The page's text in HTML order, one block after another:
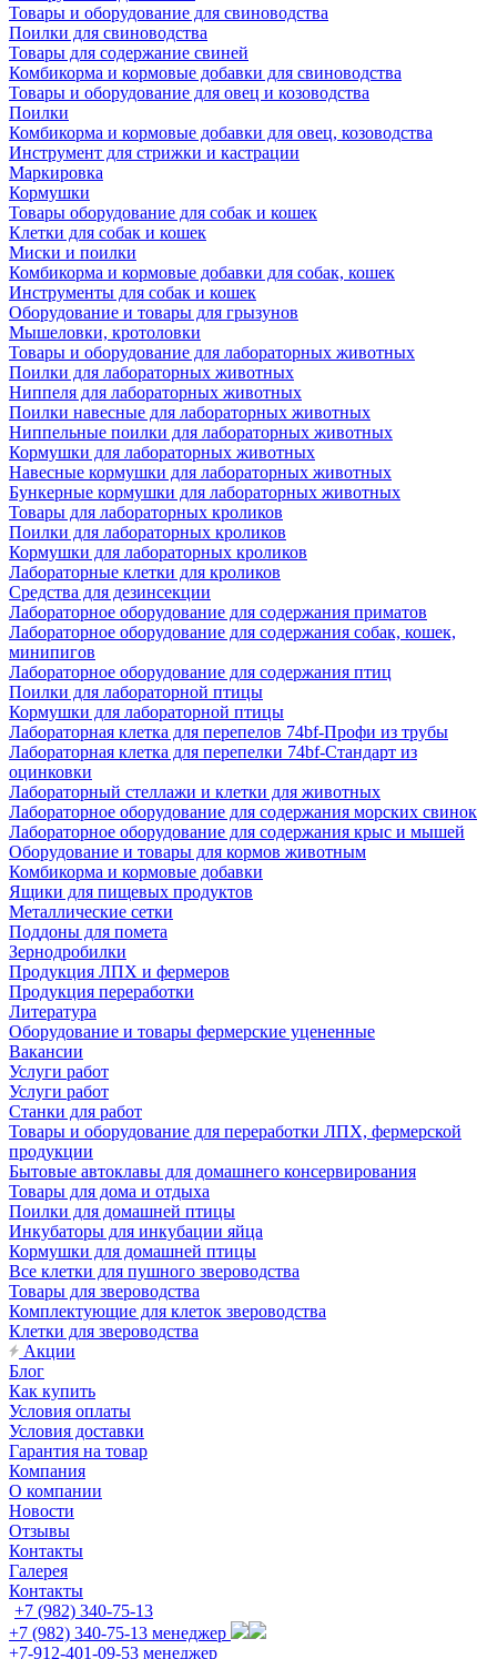
Товары и оборудование для свиноводства
Поилки для свиноводства
Товары для содержание свиней
Комбикорма и кормовые добавки для свиноводства
Товары и оборудование для овец и козоводства
Поилки
Комбикорма и кормовые добавки для овец, козоводства
Инструмент для стрижки и кастрации
Маркировка
Кормушки
Товары оборудование для собак и кошек
Клетки для собак и кошек
Миски и поилки
Комбикорма и кормовые добавки для собак, кошек
Инструменты для собак и кошек
Оборудование и товары для грызунов
Мышеловки, кротоловки
Товары и оборудование для лабораторных животных
Поилки для лабораторных животных
Ниппеля для лабораторных животных
Поилки навесные для лабораторных животных
Ниппельные поилки для лабораторных животных
Кормушки для лабораторных животных
Навесные кормушки для лабораторных животных
Бункерные кормушки для лабораторных животных
Товары для лабораторных кроликов
Поилки для лабораторных кроликов
Кормушки для лабораторных кроликов
Лабораторные клетки для кроликов
Средства для дезинсекции
Лабораторное оборудование для содержания приматов
Лабораторное оборудование для содержания собак, кошек,
минипигов
Лабораторное оборудование для содержания птиц
Поилки для лабораторной птицы
Кормушки для лабораторной птицы
Лабораторная клетка для перепелов 74bf-Профи из трубы
Лабораторная клетка для перепелки 74bf-Стандарт из
оцинковки
Лабораторный стеллажи и клетки для животных
Лабораторное оборудование для содержания морских свинок
Лабораторное оборудование для содержания крыс и мышей
Оборудование и товары для кормов животным
Комбикорма и кормовые добавки
Ящики для пищевых продуктов
Металлические сетки
Поддоны для помета
Зернодробилки
Продукция ЛПХ и фермеров
Продукция переработки
Литература
Оборудование и товары фермерские уцененные
Вакансии
Услуги работ
Услуги работ
Станки для работ
Товары и оборудование для переработки ЛПХ, фермерской
продукции
Бытовые автоклавы для домашнего консервирования
Товары для дома и отдыха
Поилки для домашней птицы
Инкубаторы для инкубации яйца
Кормушки для домашней птицы
Все клетки для пушного звероводства
Товары для звероводства
Комплектующие для клеток звероводства
Клетки для звероводства
Акции
Блог
Как купить
Условия оплаты
Условия доставки
Гарантия на товар
Компания
О компании
Новости
Отзывы
Контакты
Галерея
Контакты
+7 (982) 340-75-13
+7 (982) 340-75-13 менеджер
+7-912-401-09-53 менеджер